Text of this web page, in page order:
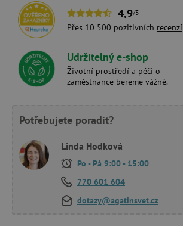
4,9/5
Přes 10 500 pozitivních recenzí
Udržitelný e-shop
Životní prostředí a péči o
zaměstnance bereme vážně.
Potřebujete poradit?
Linda Hodková
Po - Pá 9:00 - 15:00
770 601 604
dotazy@agatinsvet.cz